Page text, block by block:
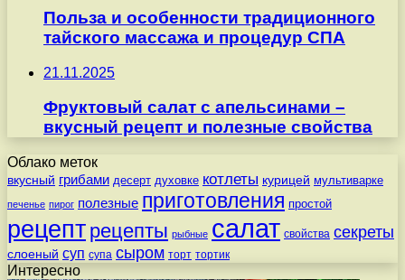
Польза и особенности традиционного
тайского массажа и процедур СПА
21.11.2025
Фруктовый салат с апельсинами –
вкусный рецепт и полезные свойства
Облако меток
вкусный грибами десерт духовке котлеты курицей мультиварке
печенье пирог полезные приготовления простой
рецепт рецепты рыбные салат свойства секреты
слоеный суп супа сыром торт тортик
Интересно